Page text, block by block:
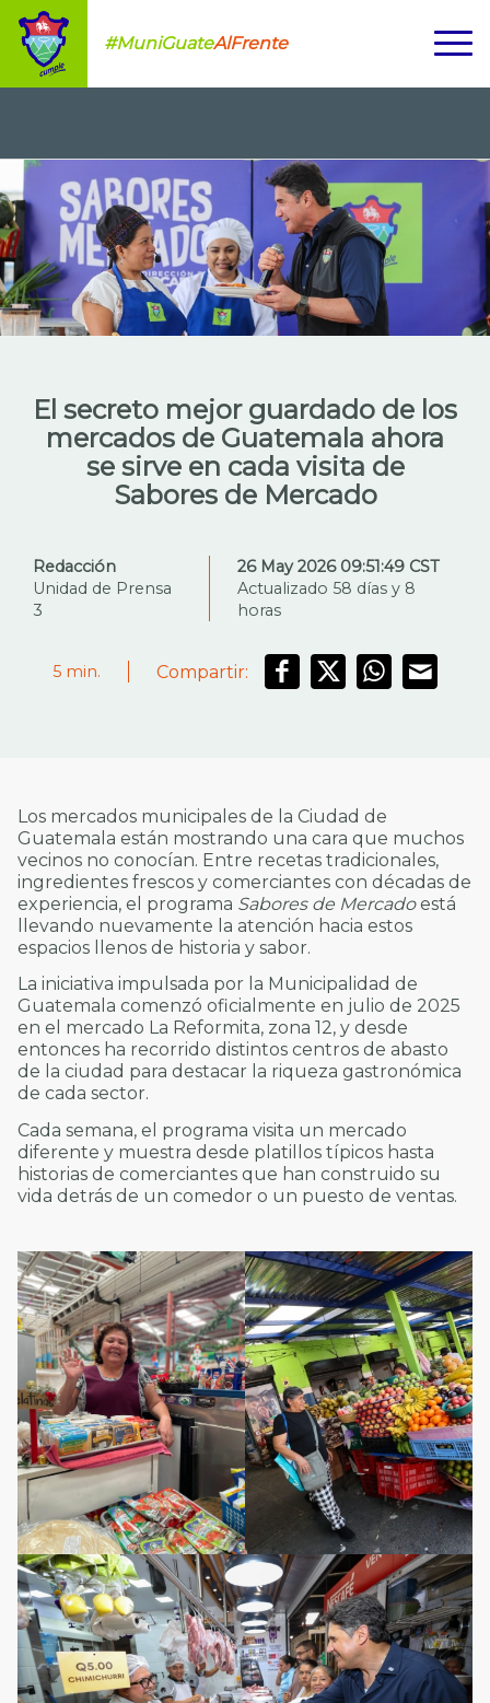
#MuniGuateAlFrente
El secreto mejor guardado de los
mercados de Guatemala ahora
se sirve en cada visita de
Sabores de Mercado
Redacción
Unidad de Prensa
3
26 May 2026 09:51:49 CST
Actualizado 58 días y 8
horas
5 min. Compartir:
Los mercados municipales de la Ciudad de
Guatemala están mostrando una cara que muchos
vecinos no conocían. Entre recetas tradicionales,
ingredientes frescos y comerciantes con décadas de
experiencia, el programa Sabores de Mercadoestá
llevando nuevamente la atención hacia estos
espacios llenos de historia y sabor.
La iniciativa impulsada por la Municipalidad de
Guatemala comenzó oficialmente en julio de 2025
en el mercado La Reformita, zona 12, y desde
entonces ha recorrido distintos centros de abasto
de la ciudad para destacar la riqueza gastronómica
de cada sector.
Cada semana, el programa visita un mercado
diferente y muestra desde platillos típicos hasta
historias de comerciantes que han construido su
vida detrás de un comedor o un puesto de ventas.